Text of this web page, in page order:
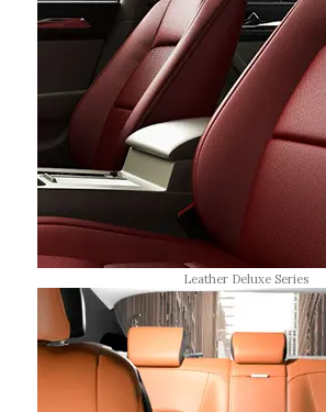
Leather Deluxe Series